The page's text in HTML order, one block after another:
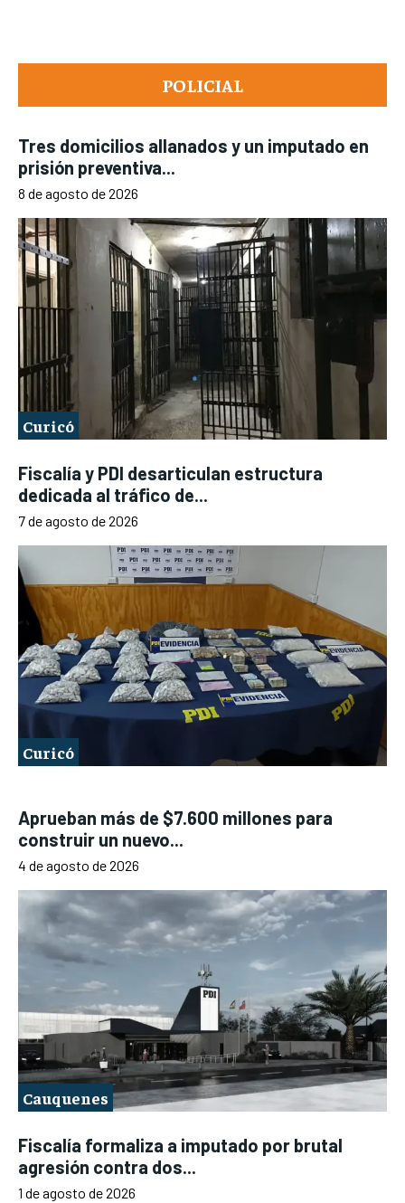
POLICIAL
Tres domicilios allanados y un imputado en
prisión preventiva...
8 de agosto de 2026
Curicó
Fiscalía y PDI desarticulan estructura
dedicada al tráfico de...
7 de agosto de 2026
Curicó
Aprueban más de $7.600 millones para
construir un nuevo...
4 de agosto de 2026
Cauquenes
Fiscalía formaliza a imputado por brutal
agresión contra dos...
1 de agosto de 2026